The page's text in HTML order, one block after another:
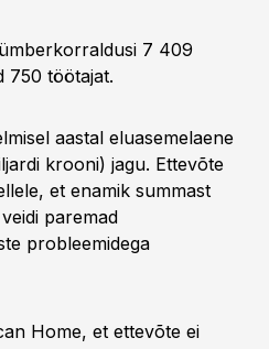
7 409
750 töötajat.
aastal eluasemelaene
krooni) jagu. Ettevõte
et enamik summast
paremad
probleemidega
Home, et ettevõte ei